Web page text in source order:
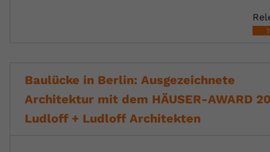
Baulücke in Berlin: Ausgezeichnete
Architektur mit dem HÄUSER-AWARD
Ludloff + Ludloff Architekten